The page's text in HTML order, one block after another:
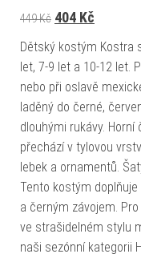
449Kč Původní cena
404 Kč
Dětský kostým Kostra
let, 7-9 let a 10-12 let.
nebo při oslavě
laděný do černé,
dlouhými rukávy.
přechází v tylovou
lebek a ornamentů.
Tento kostým
a černým závojem.
ve strašidelném stylu
naši sezónní kategorii